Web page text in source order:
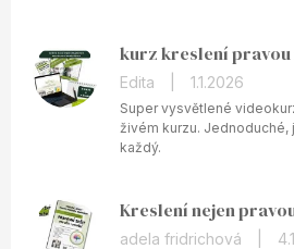
5
hvězdiček.
Hodnocení
produktu
je
5
hvězdiček.
Edita 1.1.2026
Super vysvětlené
živém kurzu. Jednoduché,
každý.
Hodnocení
adela fridrichová